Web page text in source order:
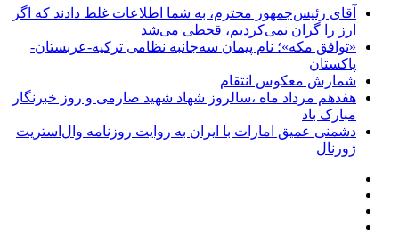
آقای رئیس‌جمهور محترم، به شما اطلاعات غلط دادند که اگر
ارز را گران نمی‌کردیم، قحطی می‌شد
«توافق مکه»؛ نام پیمان سه‌جانبه نظامی ترکیه-عربستان-
پاکستان
شمارش معکوس انتقام
هفدهم مرداد ماه ،سالروز شهاد شهید صارمی و روز خبرنگار
مبارک باد
دشمنی عمیق امارات با ایران به روایت روزنامه وال‌استریت
ژورنال